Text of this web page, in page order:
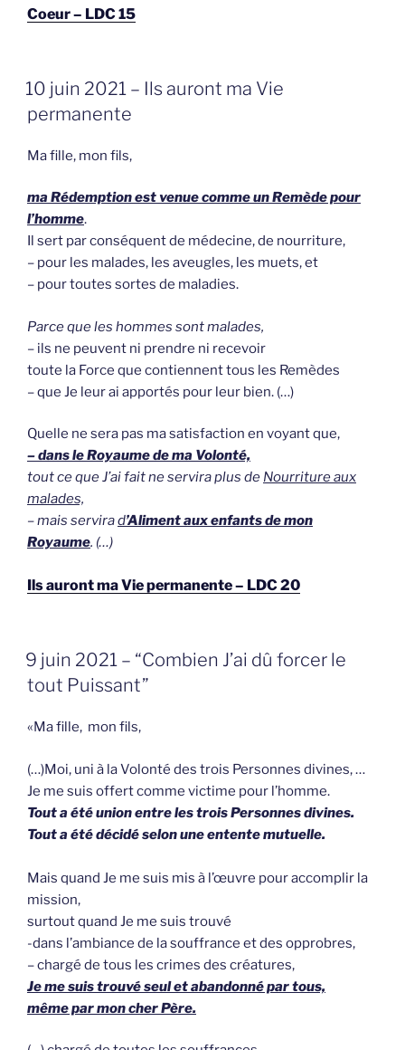
Coeur – LDC 15
GEPLAATST
OP
10 juin 2021 – Ils auront ma Vie
permanente
Ma fille, mon fils,
ma Rédemption est venue comme un Remède pour
l’homme.
Il sert par conséquent de médecine, de nourriture,
– pour les malades, les aveugles, les muets, et
– pour toutes sortes de maladies.
Parce que les hommes sont malades,
– ils ne peuvent ni prendre ni recevoir
toute la Force que contiennent tous les Remèdes
– que Je leur ai apportés pour leur bien. (…)
Quelle ne sera pas ma satisfaction en voyant que,
– dans le Royaume de ma Volonté,
tout ce que J’ai fait ne servira plus de Nourriture aux
malades,
– mais servirad’Aliment aux enfants de mon
Royaume. (…)
Ils auront ma Vie permanente – LDC 20
GEPLAATST
OP
9 juin 2021 – “Combien J’ai dû forcer le
tout Puissant”
«Ma fille, mon fils,
(…)Moi, uni à la Volonté des trois Personnes divines, …
Je me suis offert comme victime pour l’homme.
Tout a été union entre les trois Personnes divines.
Tout a été décidé selon une entente mutuelle.
Mais quand Je me suis mis à l’œuvre pour accomplir la
mission,
surtout quand Je me suis trouvé
-dans l’ambiance de la souffrance et des opprobres,
– chargé de tous les crimes des créatures,
Je me suis trouvé seul et abandonné par tous,
même par mon cher Père.